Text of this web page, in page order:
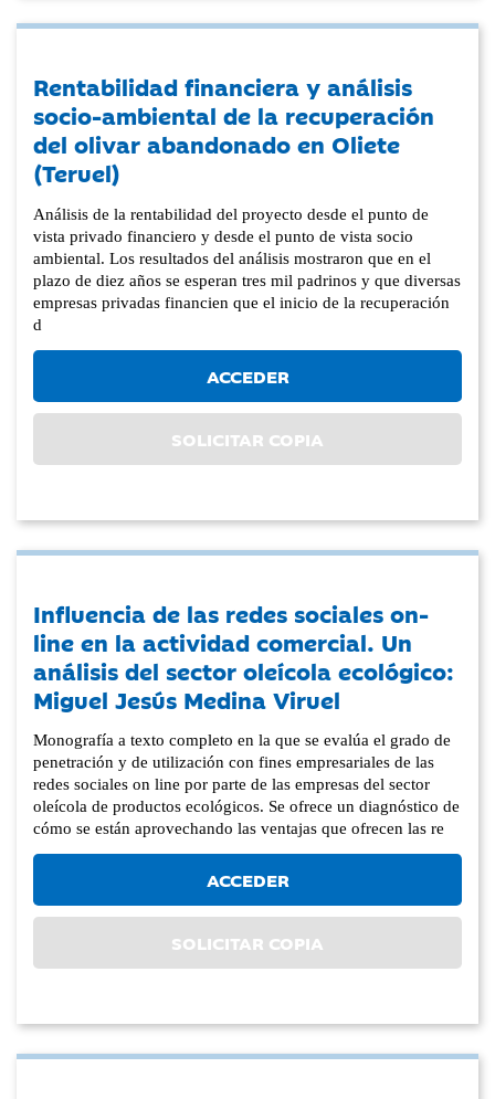
Rentabilidad financiera y análisis
socio-ambiental de la recuperación
del olivar abandonado en Oliete
(Teruel)
Análisis de la rentabilidad del proyecto desde el punto de
vista privado financiero y desde el punto de vista socio
ambiental. Los resultados del análisis mostraron que en el
plazo de diez años se esperan tres mil padrinos y que diversas
empresas privadas financien que el inicio de la recuperación
d
ACCEDER
SOLICITAR COPIA
Influencia de las redes sociales on-
line en la actividad comercial. Un
análisis del sector oleícola ecológico:
Miguel Jesús Medina Viruel
Monografía a texto completo en la que se evalúa el grado de
penetración y de utilización con fines empresariales de las
redes sociales on line por parte de las empresas del sector
oleícola de productos ecológicos. Se ofrece un diagnóstico de
cómo se están aprovechando las ventajas que ofrecen las re
ACCEDER
SOLICITAR COPIA